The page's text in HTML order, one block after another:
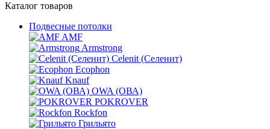
Каталог товаров
Подвесные потолки
AMF
Armstrong
Celenit (Селенит)
Ecophon
Knauf
OWA (ОВА)
POKROVER
Rockfon
Грильято